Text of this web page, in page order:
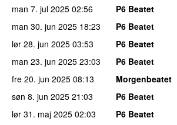
man 7. jul 2025 02:56
P6 Beatet
man 30. jun 2025 18:23
P6 Beatet
lør 28. jun 2025 03:53
P6 Beatet
man 23. jun 2025 23:03
P6 Beatet
fre 20. jun 2025 08:13
Morgenbeatet
søn 8. jun 2025 21:03
P6 Beatet
lør 31. maj 2025 02:03
P6 Beatet